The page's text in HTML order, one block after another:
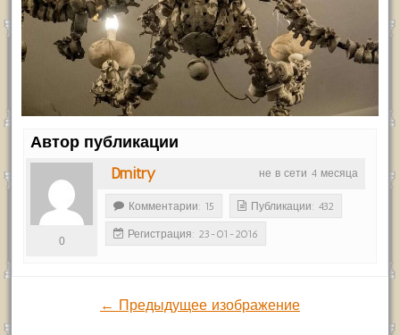
Автор публикации
не в сети 4 месяца
Dmitry
0
Комментарии: 15 Публикации: 432
Регистрация: 23-01-2016
← Предыдущее изображение